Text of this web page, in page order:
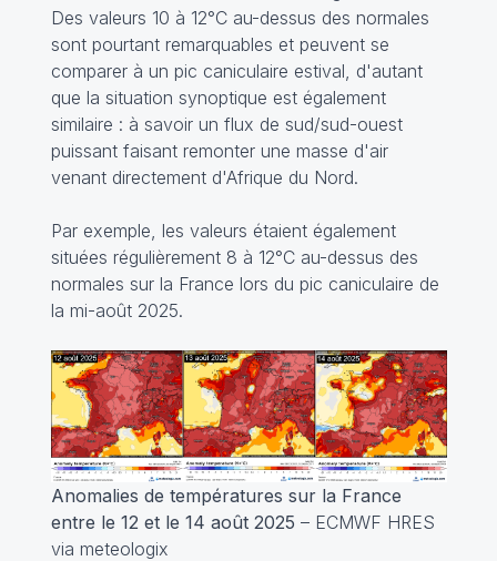
Des valeurs 10 à 12°C au-dessus des normales
sont pourtant remarquables et peuvent se
comparer à un pic caniculaire estival, d'autant
que la situation synoptique est également
similaire : à savoir un flux de sud/sud-ouest
puissant faisant remonter une masse d'air
venant directement d'Afrique du Nord.
Par exemple, les valeurs étaient également
situées régulièrement 8 à 12°C au-dessus des
normales sur la France lors du pic caniculaire de
la mi-août 2025.
Anomalies de températures sur la France
entre le 12 et le 14 août 2025 – ECMWF HRES
via meteologix